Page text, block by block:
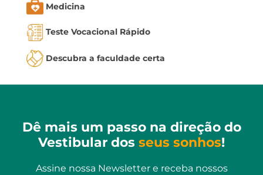
Medicina
Teste Vocacional Rápido
Descubra a faculdade certa
Dê mais um passo na direção do
Vestibular dos seus sonhos!
Assine nossa Newsletter e receba nossos